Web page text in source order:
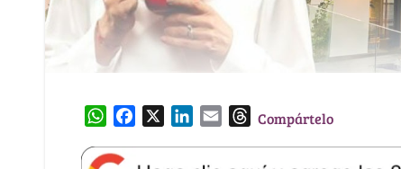
W
a
TCompártelo